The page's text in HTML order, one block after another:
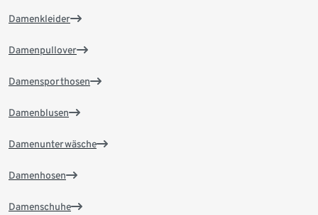
Damenkleider
Damenpullover
Damensporthosen
Damenblusen
Damenunterwäsche
Damenhosen
Damenschuhe